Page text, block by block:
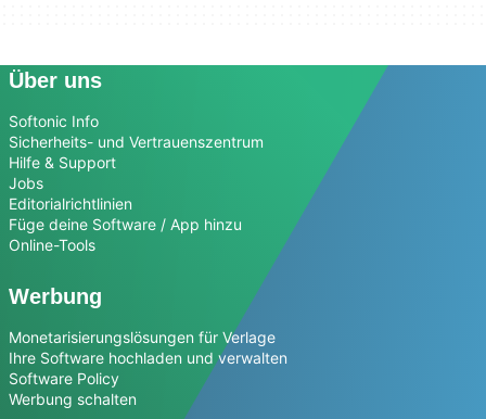
Über uns
Softonic Info
Sicherheits- und Vertrauenszentrum
Hilfe & Support
Jobs
Editorialrichtlinien
Füge deine Software / App hinzu
Online-Tools
Werbung
Monetarisierungslösungen für Verlage
Ihre Software hochladen und verwalten
Software Policy
Werbung schalten